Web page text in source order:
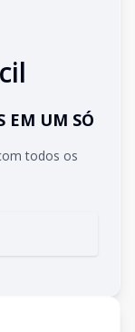
EM UM SÓ
todos os